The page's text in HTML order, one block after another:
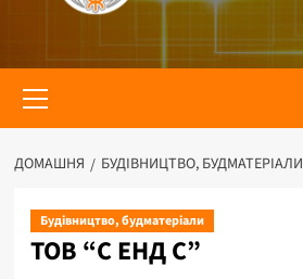
ДОМАШНЯ БУДІВНИЦТВО, БУДМАТЕРІАЛИ
Будівництво, будматеріали
ТОВ “С ЕНД С”